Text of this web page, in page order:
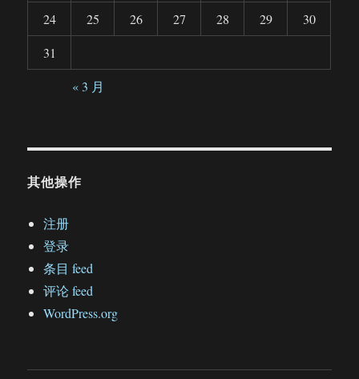
24
25 26 27 28 29
30
31
« 3 月
其他操作
注册
登录
条目 feed
评论 feed
WordPress.org